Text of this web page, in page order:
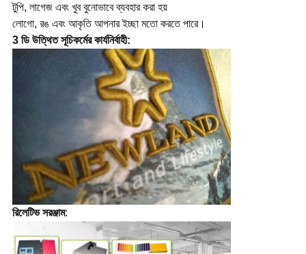
টুপি, লাগেজ এবং খুব বুনোভাবে ব্যবহার করা হয়
লোগো, রঙ এবং আকৃতি আপনার ইচ্ছা মতো করতে পারে।
3 ডি উত্থিত সূচিকর্মের কার্যনির্বাহী:
রিলেটিভ সরঞ্জাম: